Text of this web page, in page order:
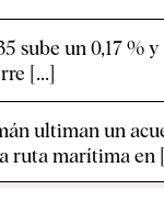
sube un 0,17 % y
[...]
ultiman un
ruta marítima en